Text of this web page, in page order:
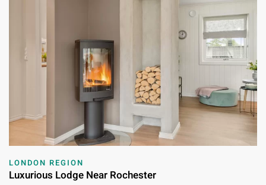
LONDON REGION
Luxurious Lodge Near Rochester